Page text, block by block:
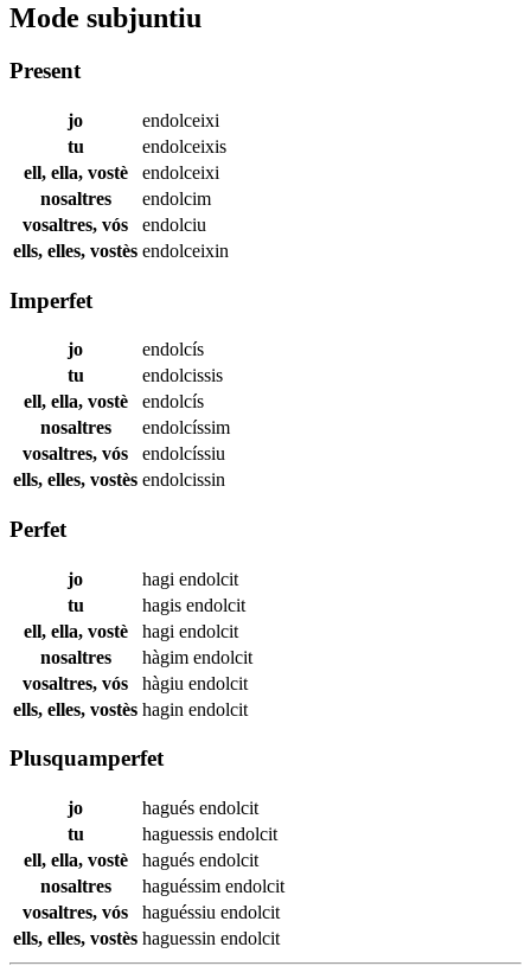
Mode subjuntiu
Present
jo
endolceixi
tu
endolceixis
ell, ella, vostè
endolceixi
nosaltres
endolcim
vosaltres, vós
endolciu
ells, elles, vostès endolceixin
Imperfet
jo
endolcís
tu
endolcissis
ell, ella, vostè
endolcís
nosaltres
endolcíssim
vosaltres, vós
endolcíssiu
ells, elles, vostès endolcissin
Perfet
jo hagi endolcit
tu
hagis endolcit
ell, ella, vostè
hagi endolcit
nosaltres
hàgim endolcit
vosaltres, vós
hàgiu endolcit
ells, elles, vostès hagin endolcit
Plusquamperfet
jo hagués endolcit
tu
haguessis endolcit
ell, ella, vostè
hagués endolcit
nosaltres
haguéssim endolcit
vosaltres, vós
haguéssiu endolcit
ells, elles, vostès haguessin endolcit